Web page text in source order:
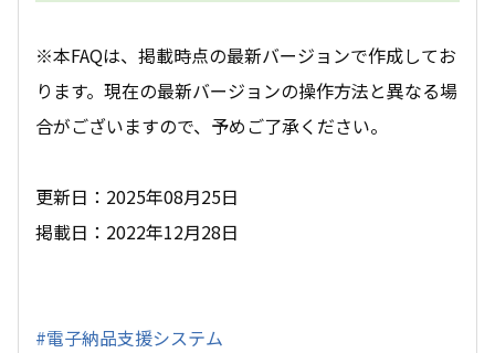
※本FAQは、掲載時点の最新バージョンで作成してお
ります。現在の最新バージョンの操作方法と異なる場
合がございますので、予めご了承ください。
更新日：2025年08月25日
掲載日：2022年12月28日
#電子納品支援システム